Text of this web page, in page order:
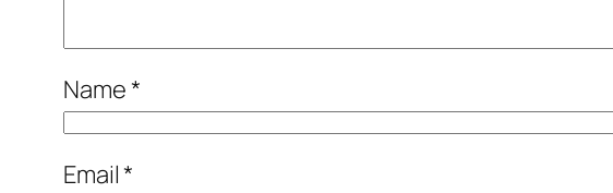
Name*
Email*